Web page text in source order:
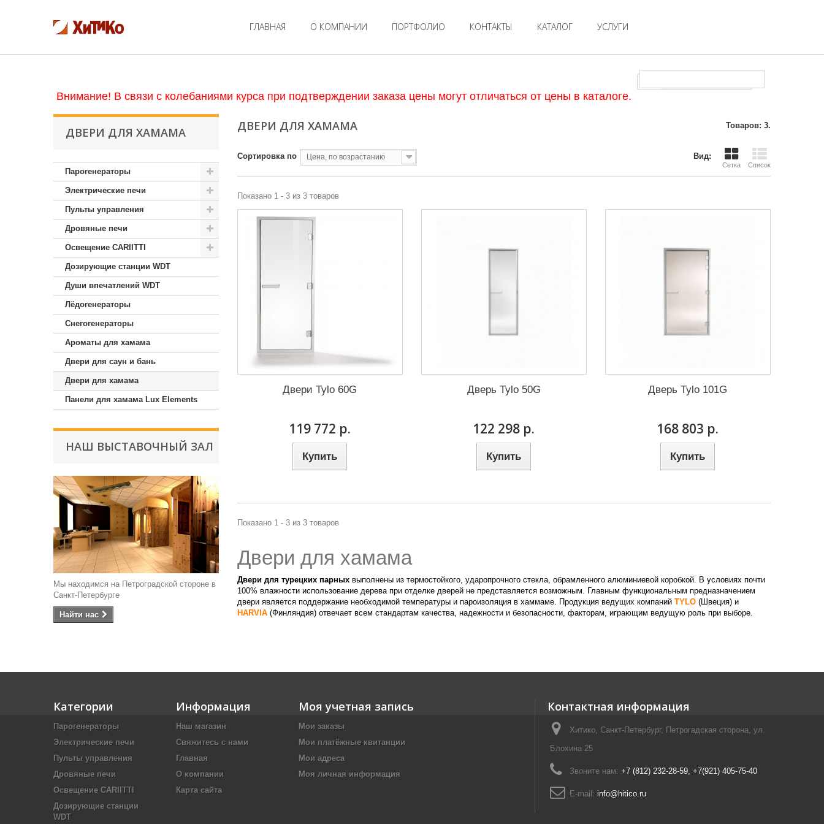
ГЛАВНАЯ О КОМПАНИИ ПОРТФОЛИО КОНТАКТЫ КАТАЛОГ УСЛУГИ
Внимание! В связи с колебаниями курса при подтверждении заказа цены могут отличаться от цены в каталоге.
ДВЕРИ ДЛЯ ХАМАМА
Парогенераторы
Электрические печи
Пульты управления
Дровяные печи
Освещение CARIITTI
Дозирующие станции WDT
Души впечатлений WDT
Лёдогенераторы
Снегогенераторы
Ароматы для хамама
Двери для саун и бань
Двери для хамама
Панели для хамама Lux Elements
НАШ ВЫСТАВОЧНЫЙ ЗАЛ
Мы находимся на Петроградской стороне в
Санкт-Петербурге
Найти наc
ДВЕРИ ДЛЯ ХАМАМА Товаров: 3.
Вид:
Сетка Список
Сортировка по Цена, по возрастанию
Показано 1 - 3 из 3 товаров
Двери Tylo 60G
119 772 р.
Купить
Дверь Tylo 50G
122 298 р.
Купить
Дверь Tylo 101G
168 803 р.
Купить
Показано 1 - 3 из 3 товаров
Двери для хамама
Двери для турецких парных выполнены из термостойкого, ударопрочного стекла, обрамленного алюминиевой коробкой. В условиях почти
100% влажности использование дерева при отделке дверей не представляется возможным. Главным функциональным предназначением
двери является поддержание необходимой температуры и пароизоляция в хаммаме. Продукция ведущих компаний TYLO (Швеция) и
HARVIA (Финляндия) отвечает всем стандартам качества, надежности и безопасности, факторам, играющим ведущую роль при выборе.
Категории
Парогенераторы
Электрические печи
Пульты управления
Дровяные печи
Освещение CARIITTI
Дозирующие станции
WDT
Информация
Наш магазин
Свяжитесь с нами
Главная
О компании
Карта сайта
Моя учетная запись
Мои заказы
Мои платёжные квитанции
Мои адреса
Моя личная информация
Контактная информация
Хитико, Санкт-Петербург, Петрогадская сторона, ул.
Блохина 25
Звоните нам: +7 (812) 232-28-59, +7(921) 405-75-40
E-mail: info@hitico.ru